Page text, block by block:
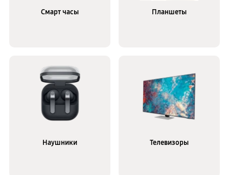
Смарт часы Планшеты
Наушники Телевизоры